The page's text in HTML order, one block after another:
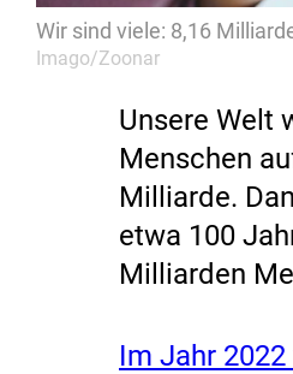
Wir sind viele: 8,16
Imago/Zoonar
Unsere Welt
Menschen
Milliarde.
etwa 100
Milliarden
Im Jahr